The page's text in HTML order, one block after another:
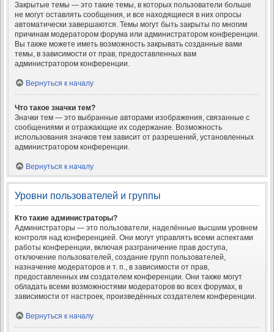
Закрытые темы — это такие темы, в которых пользователи больше
не могут оставлять сообщения, и все находящиеся в них опросы
автоматически завершаются. Темы могут быть закрыты по многим
причинам модератором форума или администратором конференции.
Вы также можете иметь возможность закрывать созданные вами
темы, в зависимости от прав, предоставленных вам
администратором конференции.
Вернуться к началу
Что такое значки тем?
Значки тем — это выбранные авторами изображения, связанные с
сообщениями и отражающие их содержание. Возможность
использования значков тем зависит от разрешений, установленных
администратором конференции.
Вернуться к началу
Уровни пользователей и группы
Кто такие администраторы?
Администраторы — это пользователи, наделённые высшим уровнем
контроля над конференцией. Они могут управлять всеми аспектами
работы конференции, включая разграничение прав доступа,
отключение пользователей, создание групп пользователей,
назначение модераторов и т. п., в зависимости от прав,
предоставленных им создателем конференции. Они также могут
обладать всеми возможностями модераторов во всех форумах, в
зависимости от настроек, произведённых создателем конференции.
Вернуться к началу